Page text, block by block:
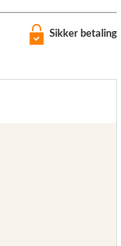
Sikker betaling